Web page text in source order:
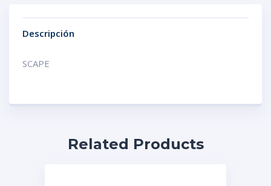
Descripción
SCAPE
Related Products